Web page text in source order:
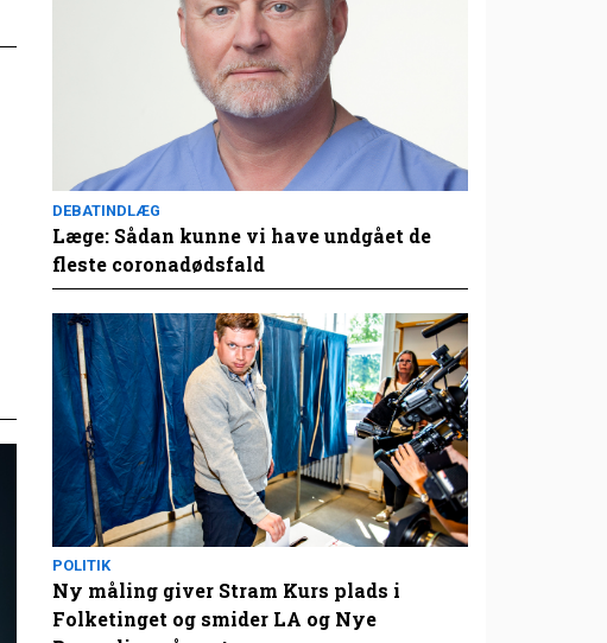
DEBATINDLÆG
Læge: Sådan kunne vi have undgået de
fleste coronadødsfald
POLITIK
Ny måling giver Stram Kurs plads i
Folketinget og smider LA og Nye